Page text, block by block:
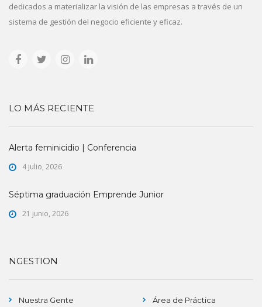
dedicados a materializar la visión de las empresas a través de un
sistema de gestión del negocio eficiente y eficaz.
LO MÁS RECIENTE
Alerta feminicidio | Conferencia
4 julio, 2026
Séptima graduación Emprende Junior
21 junio, 2026
NGESTION
Nuestra Gente Área de Práctica